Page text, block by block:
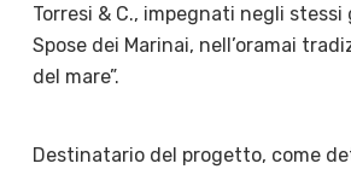
Torresi & C., impegnati negli stessi
Spose dei Marinai, nell’oramai
del mare”.
Destinatario del progetto, come